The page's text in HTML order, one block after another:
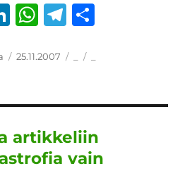
Li
k
d
I
n
W
at
A
p
p
T
e
r
a
m
a
Julkaistu
25.11.2007 Kategoriat
artikkeliin
vain